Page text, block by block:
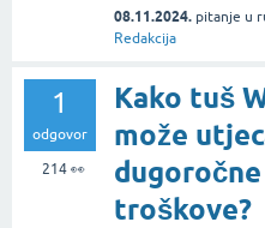
08.11.2024. pitanje u
Redakcija
1
odgovor
214👀
Kako tuš
može
dugoročne
troškove?